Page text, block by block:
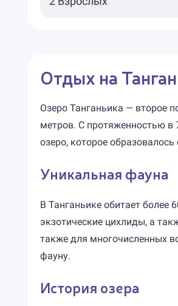
Отдых на
Озеро Танганьика — второе
метров. С протяженностью в
озеро, которое
Уникальная фауна
В Танганьике обитает
экзотические цихлиды, а
также для многочисленных
фауну.
История озера